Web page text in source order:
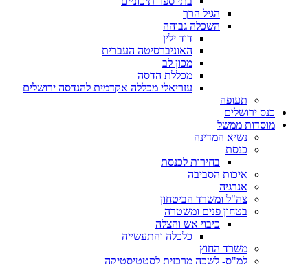
הגיל הרך
השכלה גבוהה
דוד ילין
האוניברסיטה העברית
מכון לב
מכללת הדסה
עזריאלי מכללה אקדמית להנדסה ירושלים
תעופה
כנס ירושלים
מוסדות ממשל
נשיא המדינה
כנסת
בחירות לכנסת
איכות הסביבה
אנרגיה
צה"ל ומשרד הביטחון
בטחון פנים ומשטרה
כיבוי אש והצלה
כלכלה והתעשייה
משרד החוץ
למ"ס- לשכה מרכזית לסטטיסטיקה